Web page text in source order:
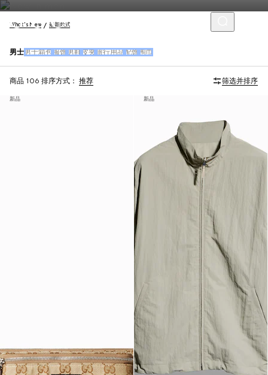
What's New 最新款式
男士 男士箱包 服饰 男鞋 皮夹 旅行用品 配饰 围巾
商品 106 排序方式： 推荐 筛选并排序
新品 新品